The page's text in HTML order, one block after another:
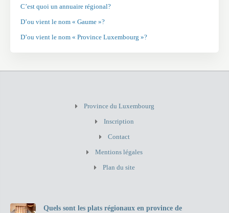
C’est quoi un annuaire régional?
D’ou vient le nom « Gaume »?
D’ou vient le nom « Province Luxembourg »?
Province du Luxembourg
Inscription
Contact
Mentions légales
Plan du site
Quels sont les plats régionaux en province de